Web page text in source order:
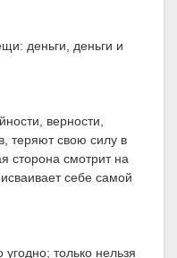
деньги, деньги и
верности,
теряют свою силу в
сторона смотрит на
себе самой
только нельзя